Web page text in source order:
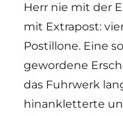
Herr nie mit der
mit Extrapost:
Postillone. Eine
gewordene
das Fuhrwerk
hinankletterte